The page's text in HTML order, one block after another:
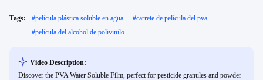
Tags: #película plástica soluble en agua #carrete de película del pva
#película del alcohol de polivinilo
Video Description:
Discover the PVA Water Soluble Film, perfect for pesticide granules and powder